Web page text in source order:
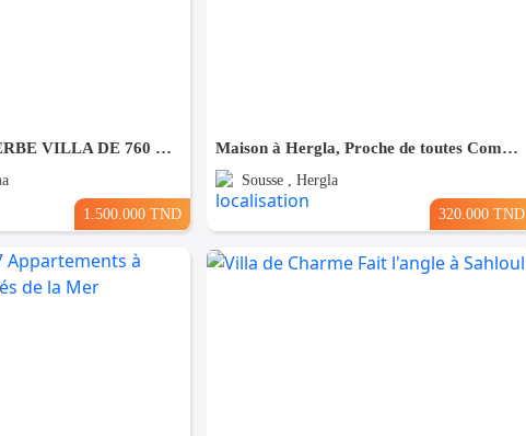
À VENDRE SUPERBE VILLA DE 760 m² À KHZEMA OUEST
1.500.000 TND
Maison à Hergla, Proche de toutes Commodités
Sousse , Hergla
320.000 TND